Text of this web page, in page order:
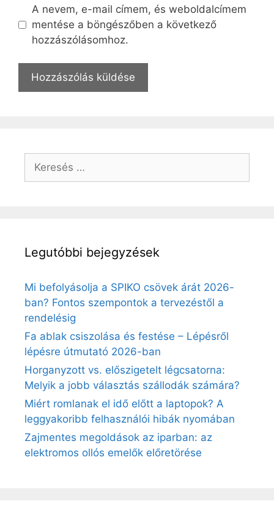
A nevem, e-mail címem, és weboldalcímem
mentése a böngészőben a következő
hozzászólásomhoz.
Keresés:
Legutóbbi bejegyzések
Mi befolyásolja a SPIKO csövek árát 2026-
ban? Fontos szempontok a tervezéstől a
rendelésig
Fa ablak csiszolása és festése – Lépésről
lépésre útmutató 2026-ban
Horganyzott vs. előszigetelt légcsatorna:
Melyik a jobb választás szállodák számára?
Miért romlanak el idő előtt a laptopok? A
leggyakoribb felhasználói hibák nyomában
Zajmentes megoldások az iparban: az
elektromos ollós emelők előretörése